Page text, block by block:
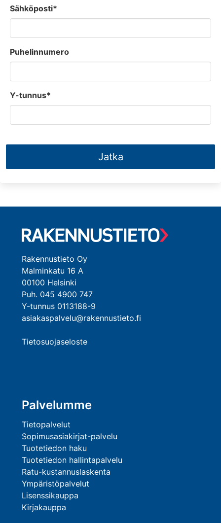
Sähköposti*
Puhelinnumero
Y-tunnus*
Jatka
Rakennustieto Oy
Malminkatu 16 A
00100 Helsinki
Puh. 045 4900 747
Y-tunnus 0113188-9
asiakaspalvelu@rakennustieto.fi
Tietosuojaseloste
Palvelumme
Tietopalvelut
Sopimusasiakirjat-palvelu
Tuotetiedon haku
Tuotetiedon hallintapalvelu
Ratu-kustannuslaskenta
Ympäristöpalvelut
Lisenssikauppa
Kirjakauppa